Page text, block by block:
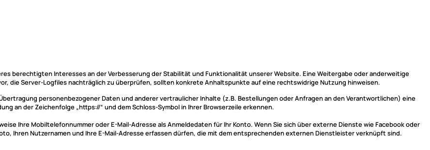
berechtigten Interesses an der Verbesserung der Stabilität und Funktionalität unserer Website. Eine Weitergabe oder anderweitige
die Server-Logfiles nachträglich zu überprüfen, sollten konkrete Anhaltspunkte auf eine rechtswidrige Nutzung hinweisen.
personenbezogener Daten und anderer vertraulicher Inhalte (z.B. Bestellungen oder Anfragen an den Verantwortlichen) eine
an der Zeichenfolge „https://“ und dem Schloss-Symbol in Ihrer Browserzeile erkennen.
Ihre Mobiltelefonnummer oder E-Mail-Adresse als Anmeldedaten für Ihr Konto. Wenn Sie sich über externe Dienste wie Facebook oder
Ihren Nutzernamen und Ihre E-Mail-Adresse erfassen dürfen, die mit dem entsprechenden externen Dienstleister verknüpft sind.